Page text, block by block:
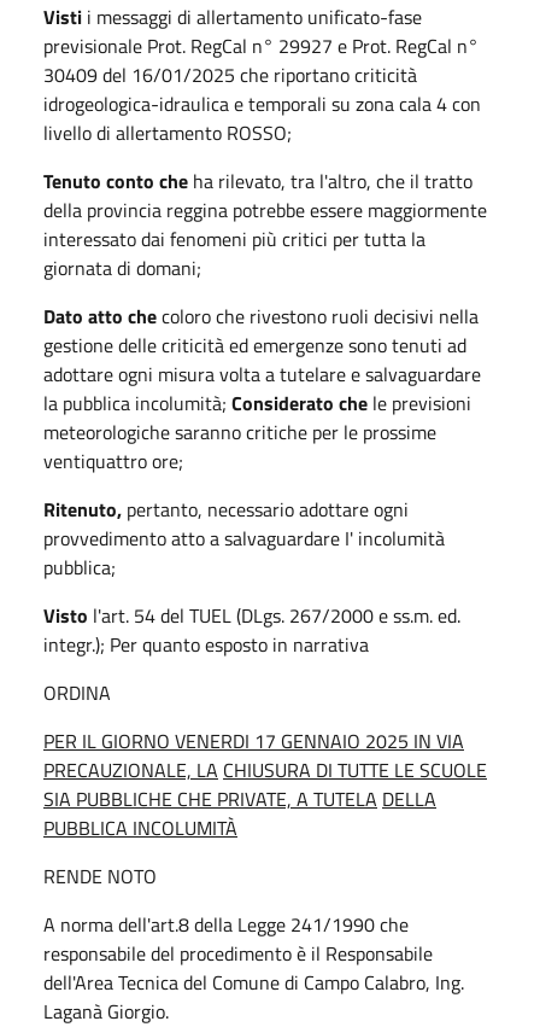
Visti i messaggi di allertamento unificato-fase
previsionale Prot. RegCal n° 29927 e Prot. RegCal n°
30409 del 16/01/2025 che riportano criticità
idrogeologica-idraulica e temporali su zona cala 4 con
livello di allertamento ROSSO;
Tenuto conto che ha rilevato, tra l'altro, che il tratto
della provincia reggina potrebbe essere maggiormente
interessato dai fenomeni più critici per tutta la
giornata di domani;
Dato atto checoloro che rivestono ruoli decisivi nella
gestione delle criticità ed emergenze sono tenuti ad
adottare ogni misura volta a tutelare e salvaguardare
la pubblica incolumità; Considerato che le previsioni
meteorologiche saranno critiche per le prossime
ventiquattro ore;
Ritenuto, pertanto, necessario adottare ogni
provvedimento atto a salvaguardare I' incolumità
pubblica;
Visto l'art. 54 del TUEL (DLgs. 267/2000 e ss.m. ed.
integr.); Per quanto esposto in narrativa
ORDINA
PER IL GIORNO VENERDI 17 GENNAIO 2025 IN VIA
PRECAUZIONALE, LA CHIUSURA DI TUTTE LE SCUOLE
SIA PUBBLICHE CHE PRIVATE, A TUTELA DELLA
PUBBLICA INCOLUMITÀ
RENDE NOTO
A norma dell'art.8 della Legge 241/1990 che
responsabile del procedimento è il Responsabile
dell'Area Tecnica del Comune di Campo Calabro, Ing.
Laganà Giorgio.